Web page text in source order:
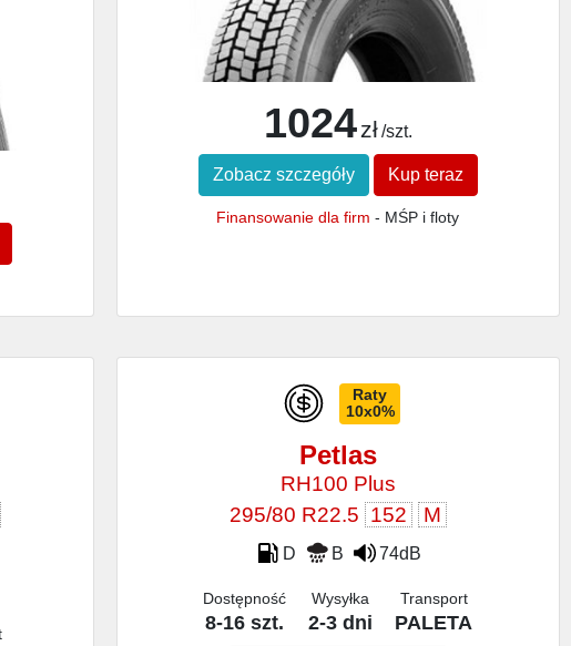
1024zł/szt.
Zobacz szczegóły Kup teraz
Finansowanie dla firm - MŚP i floty
Raty
10x0%
Petlas
RH100 Plus
295/80 R22.5 152 M
D B 74dB
Dostępność
8-16 szt.
Wysyłka
2-3 dni
Transport
PALETA